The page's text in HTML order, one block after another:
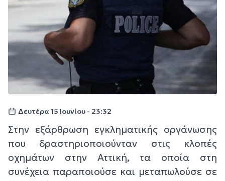
Δευτέρα 15 Ιουνίου - 23:32
Στην εξάρθρωση εγκληματικής οργάνωσης
που δραστηριοποιούνταν στις κλοπές
οχημάτων στην Αττική, τα οποία στη
συνέχεια παραποιούσε και μεταπωλούσε σε